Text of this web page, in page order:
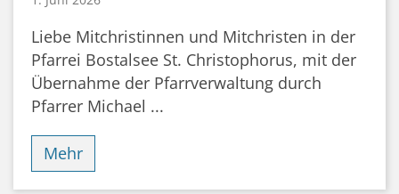
Liebe Mitchristinnen und Mitchristen in der
Pfarrei Bostalsee St. Christophorus, mit der
Übernahme der Pfarrverwaltung durch
Pfarrer Michael ...
Mehr